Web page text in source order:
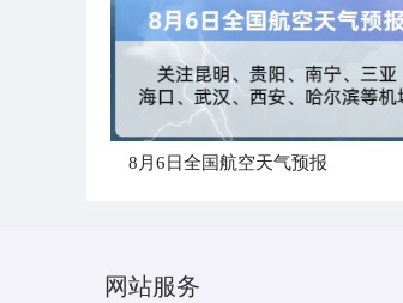
8月6日全国航空天气预报
网站服务